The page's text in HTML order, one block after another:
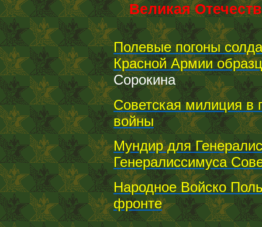
Великая
Полевые погоны
Красной Армии
Сорокина
Советская милиция в
войны
Мундир для
Генералиссимуса
Народное Войско
фронте